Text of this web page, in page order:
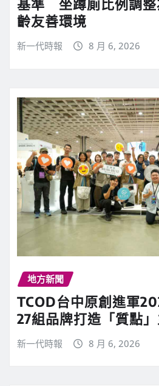
基準 坐蹲廁比例調整
齡友善環境
新一代時報 8 月 6, 2026
地方新聞
TCOD台中原創進軍
27組品牌打造「質點
新一代時報 8 月 6, 2026